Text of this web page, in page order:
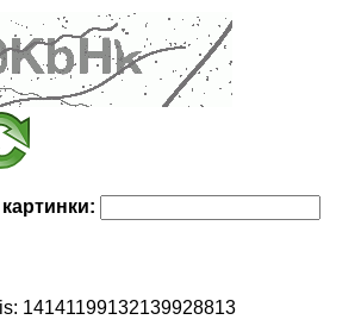
14141199132139928813